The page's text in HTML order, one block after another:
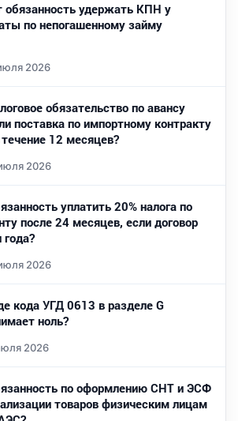
обязанность удержать КПН у
по непогашенному займу
2026
обязательство по авансу
поставка по импортному контракту
12 месяцев?
2026
уплатить 20% налога по
после 24 месяцев, если договор
2026
кода УГД 0613 в разделе G
ноль?
2026
по оформлению СНТ и ЭСФ
товаров физическим лицам